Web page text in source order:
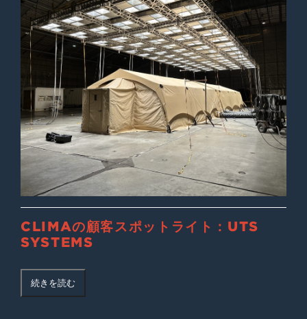
CLIMAの顧客スポットライト：UTS
SYSTEMS
続きを読む